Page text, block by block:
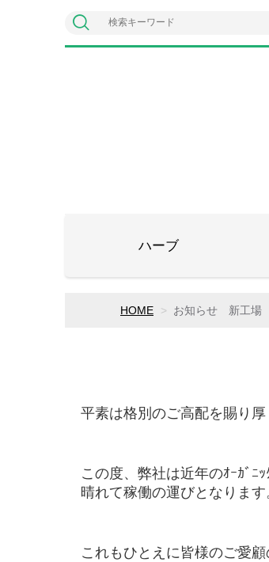
ハーブ
HOME お知らせ 新工場
平素は格別のご高配を賜り厚
この度、弊社は近年のｵｰｶﾞ
晴れて稼働の運びとなります
これもひとえに皆様のご愛